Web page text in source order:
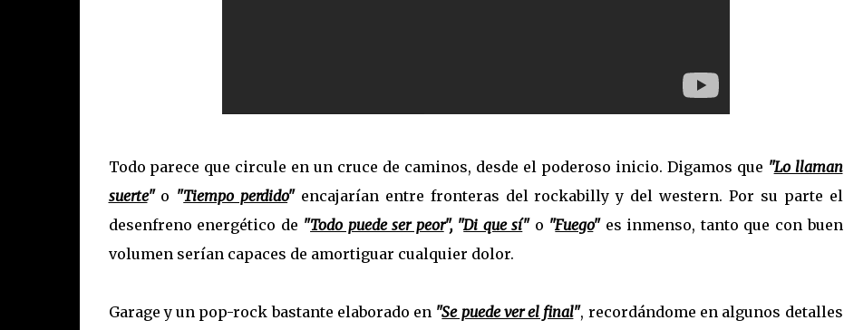
Todo parece que circule en un cruce de caminos, desde el poderoso inicio. Digamos que "Lo llaman
suerte"o "Tiempo perdido" encajarían entre fronteras del rockabilly y del western. Por su parte el
desenfreno energético de "Todo puede ser peor", "Di que sí"o "Fuego"es inmenso, tanto que con buen
volumen serían capaces de amortiguar cualquier dolor.
Garage y un pop-rock bastante elaborado en "Se puede ver el final", recordándome en algunos detalles